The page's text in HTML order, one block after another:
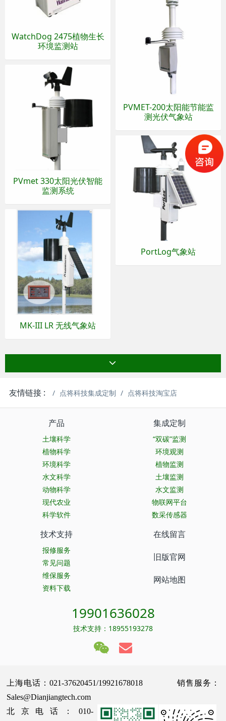
WatchDog 2475植物生长
环境监测站
PVMET-200太阳能节能监
测光伏气象站
PVmet 330太阳光伏智能
监测系统
PortLog气象站
MK-III LR 无线气象站
友情链接 : 点将科技集成定制 点将科技淘宝店
产品
土壤科学
植物科学
环境科学
水文科学
动物科学
现代农业
科学软件
集成定制
“双碳”监测
环境观测
植物监测
土壤监测
水文监测
物联网平台
数采传感器
技术支持
报修服务
常见问题
维保服务
资料下载
在线留言
旧版官网
网站地图
19901636028
技术支持：18955193278
上海电话：021-37620451/19921678018 销售服务：
Sales@Dianjiangtech.com
北京电话：010-